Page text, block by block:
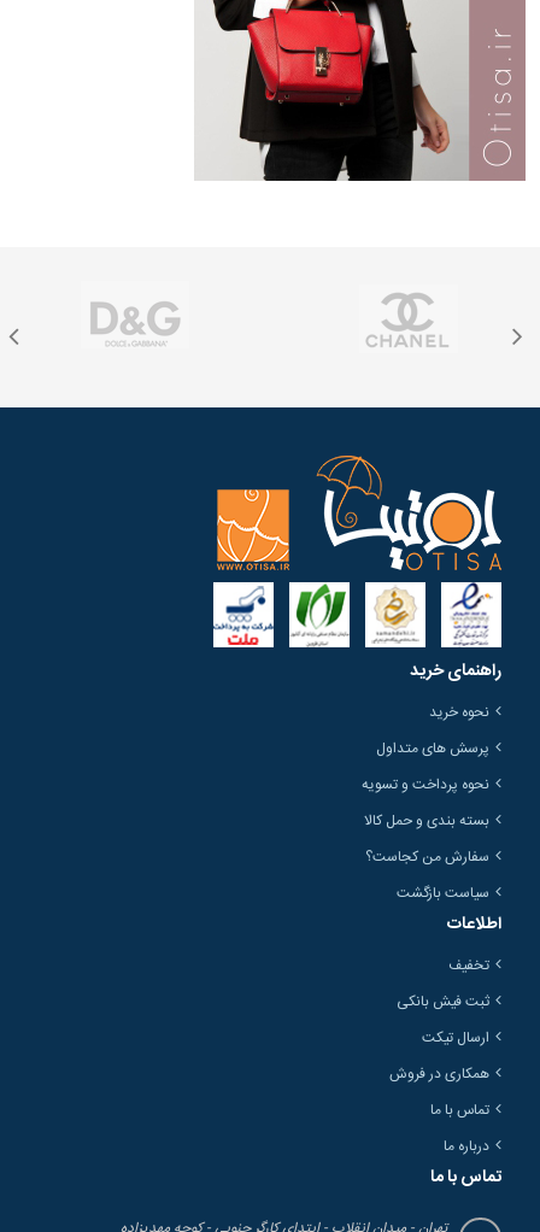
راهنمای خرید
نحوه خرید
پرسش های متداول
نحوه پرداخت و تسویه
بسته بندی و حمل کالا
سفارش من کجاست؟
سیاست بازگشت
اطلاعات
تخفیف
ثبت فیش بانکی
ارسال تیکت
همکاری در فروش
تماس با ما
درباره ما
تماس با ما